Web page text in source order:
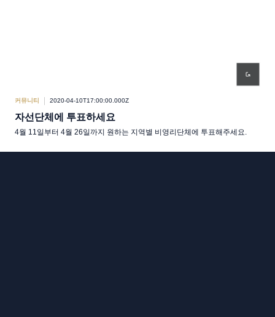
커뮤니티 2020-04-10T17:00:00.000Z
자선단체에 투표하세요
4월 11일부터 4월 26일까지 원하는 지역별 비영리단체에 투표해주세요.